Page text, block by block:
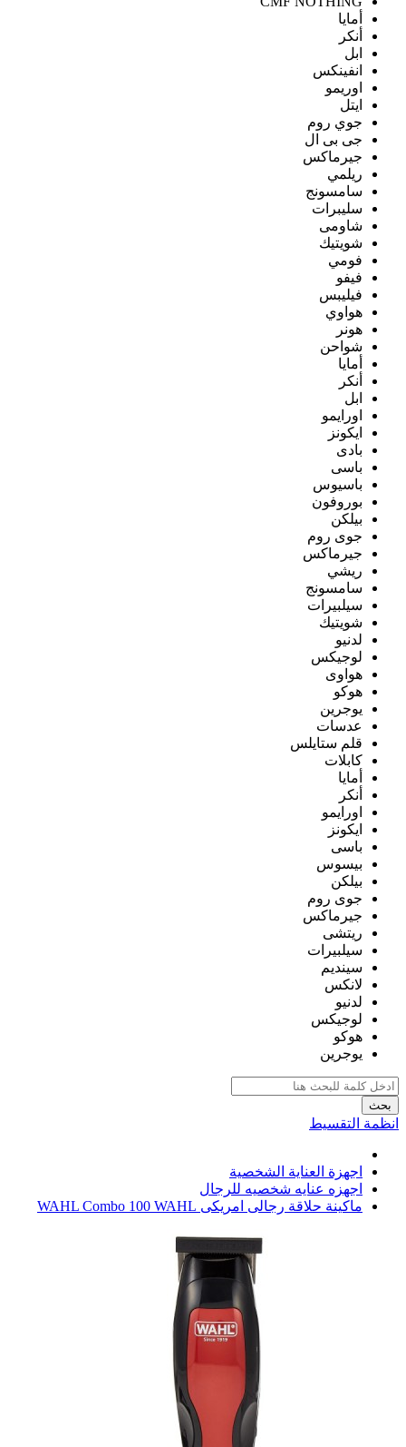
أمايا
أنكر
ابل
انفينكس
اوريمو
ايتل
جوي روم
جى بى ال
جيرماكس
ريلمي
سامسونج
سليبرات
شاومى
شويتيك
فومي
فيفو
فيليبس
هواوي
هونر
شواحن
أمايا
أنكر
ابل
اورايمو
ايكونز
بادى
باسى
باسيوس
بوروفون
بيلكن
جوى روم
جيرماكس
ريشي
سامسونج
سيلبيرات
شويتيك
لدنيو
لوجيكس
هواوى
هوكو
يوجرين
عدسات
قلم ستايلس
كابلات
أمايا
أنكر
اورايمو
ايكونز
باسى
بيسوس
بيلكن
جوى روم
جيرماكس
ريتشى
سيلبيرات
سينديم
لانكس
لدنيو
لوجيكس
هوكو
يوجرين
بحث
انظمة التقسيط
اجهزة العناية الشخصية
اجهزه عنايه شخصيه للرجال
ماكينة حلاقة رجالى امريكى WAHL Combo 100 WAHL